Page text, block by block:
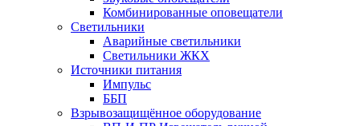
Комбинированные оповещатели
Светильники
Аварийные светильники
Светильники ЖКХ
Источники питания
Импульс
ББП
Взрывозащищённое оборудование